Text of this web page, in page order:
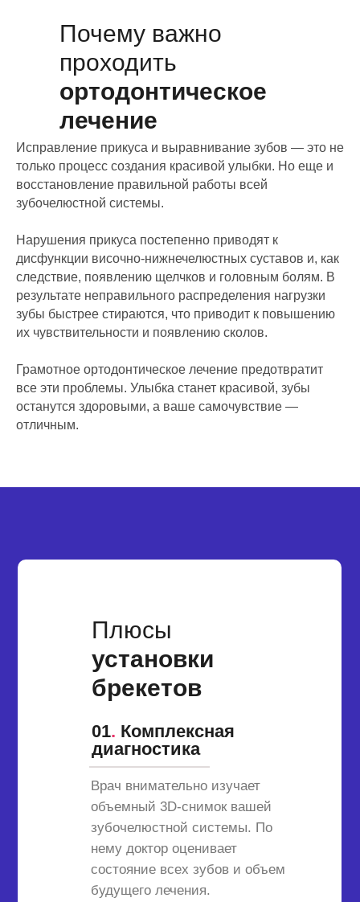
Почему важно
проходить
ортодонтическое
лечение
Исправление прикуса и выравнивание зубов — это не
только процесс создания красивой улыбки. Но еще и
восстановление правильной работы всей
зубочелюстной системы.
Нарушения прикуса постепенно приводят к
дисфункции височно-нижнечелюстных суставов и, как
следствие, появлению щелчков и головным болям. В
результате неправильного распределения нагрузки
зубы быстрее стираются, что приводит к повышению
их чувствительности и появлению сколов.
Грамотное ортодонтическое лечение предотвратит
все эти проблемы. Улыбка станет красивой, зубы
останутся здоровыми, а ваше самочувствие —
отличным.
Плюсы
установки
брекетов
Врач внимательно изучает
объемный 3D-снимок вашей
зубочелюстной системы. По
нему доктор оценивает
состояние всех зубов и объем
будущего лечения.
01. Комплексная
диагностика